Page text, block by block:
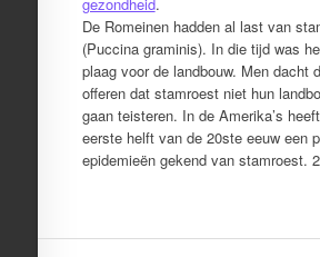
De Romeinen hadden al last van
(Puccina graminis). In die tijd was
plaag voor de landbouw. Men dacht
offeren dat stamroest niet hun
gaan teisteren. In de Amerika’s
eerste helft van de 20ste eeuw een
epidemieën gekend van stamroest.